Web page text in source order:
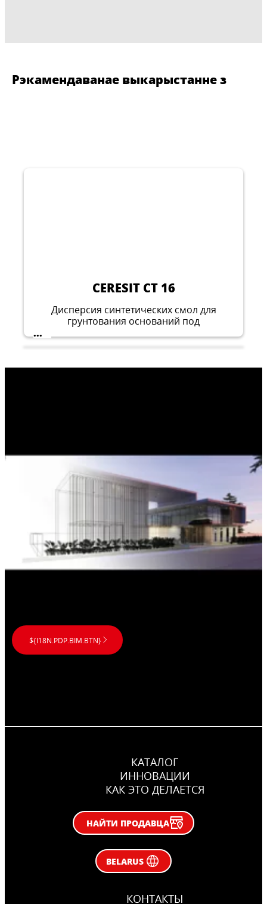
Рэкамендаванае выкарыстанне з
CERESIT CT 16
Дисперсия синтетических смол для
грунтования оснований под
тонкослойные минеральные, акриловые,
силикатно-силиконовые, силиконовые и
...
CERESIT CT 190
Смесь для приклеивания
теплоизоляционных материалов и
${I18N.PDP.BIM.BTN}
КАТАЛОГ
ИННОВАЦИИ
КАК ЭТО ДЕЛАЕТСЯ
НАЙТИ ПРОДАВЦА
BELARUS
КОНТАКТЫ